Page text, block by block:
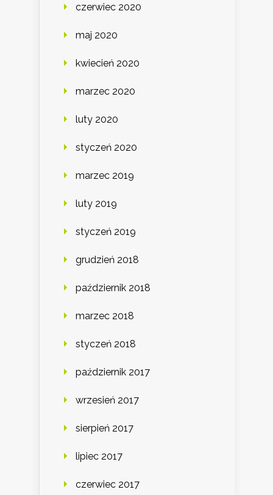
czerwiec 2020
maj 2020
kwiecień 2020
marzec 2020
luty 2020
styczeń 2020
marzec 2019
luty 2019
styczeń 2019
grudzień 2018
październik 2018
marzec 2018
styczeń 2018
październik 2017
wrzesień 2017
sierpień 2017
lipiec 2017
czerwiec 2017